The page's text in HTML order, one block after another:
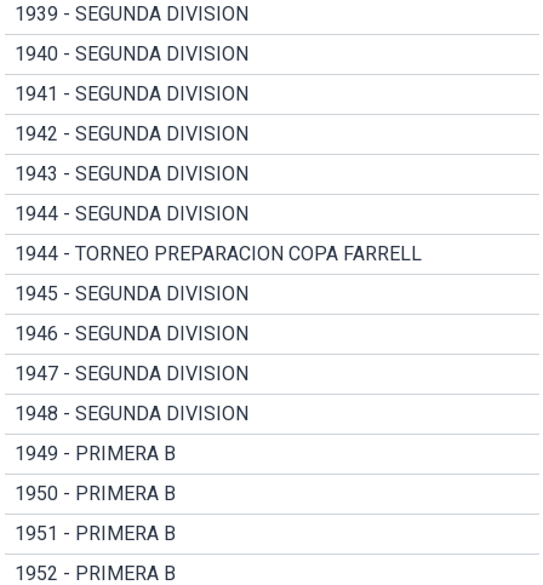
1939 - SEGUNDA DIVISION
1940 - SEGUNDA DIVISION
1941 - SEGUNDA DIVISION
1942 - SEGUNDA DIVISION
1943 - SEGUNDA DIVISION
1944 - SEGUNDA DIVISION
1944 - TORNEO PREPARACION COPA FARRELL
1945 - SEGUNDA DIVISION
1946 - SEGUNDA DIVISION
1947 - SEGUNDA DIVISION
1948 - SEGUNDA DIVISION
1949 - PRIMERA B
1950 - PRIMERA B
1951 - PRIMERA B
1952 - PRIMERA B